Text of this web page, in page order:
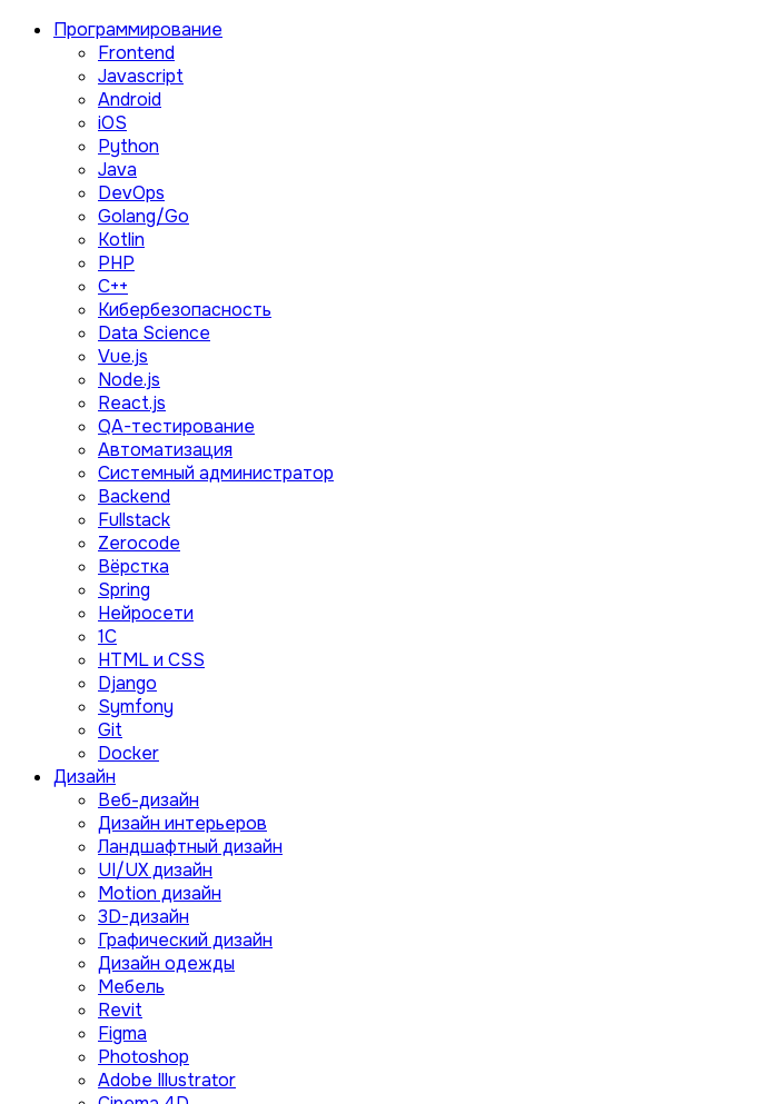
Программирование
Frontend
Javascript
Android
iOS
Python
Java
DevOps
Golang/Go
Kotlin
PHP
C++
Кибербезопасность
Data Science
Vue.js
Node.js
React.js
QA-тестирование
Автоматизация
Системный администратор
Backend
Fullstack
Zerocode
Вёрстка
Spring
Нейросети
1C
HTML и CSS
Django
Symfony
Git
Docker
Дизайн
Веб-дизайн
Дизайн интерьеров
Ландшафтный дизайн
UI/UX дизайн
Motion дизайн
3D-дизайн
Графический дизайн
Дизайн одежды
Мебель
Revit
Figma
Photoshop
Adobe Illustrator